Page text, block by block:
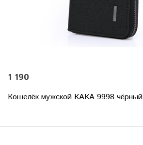
1 190
Кошелёк мужской КАКА 9998 чёрный